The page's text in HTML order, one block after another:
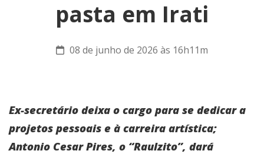
pasta em Irati
08 de junho de 2026 às 16h11m
Ex-secretário deixa o cargo para se dedicar a
projetos pessoais e à carreira artística;
Antonio Cesar Pires, o “Raulzito”, dará